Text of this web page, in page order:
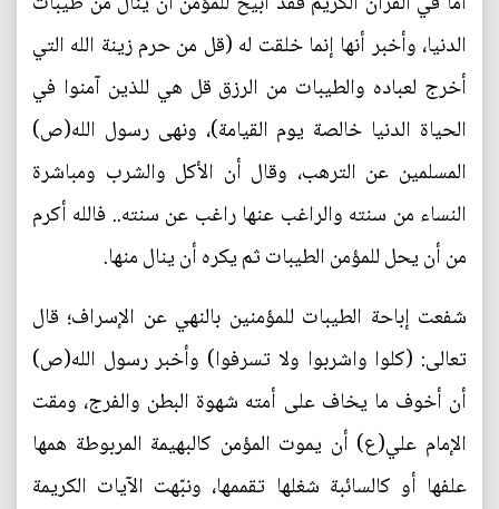
الدنيا، وأخبر أنها إنما خلقت له (قل من حرم زينة الله التي
أخرج لعباده والطيبات من الرزق قل هي للذين آمنوا في
الحياة الدنيا خالصة يوم القيامة)، ونهى رسول الله(ص)
المسلمين عن الترهب، وقال أن الأكل والشرب ومباشرة
النساء من سنته والراغب عنها راغب عن سنته.. فالله أكرم
من أن يحل للمؤمن الطيبات ثم يكره أن ينال منها.
شفعت إباحة الطيبات للمؤمنين بالنهي عن الإسراف؛ قال
تعالى: (كلوا واشربوا ولا تسرفوا) وأخبر رسول الله(ص)
أن أخوف ما يخاف على أمته شهوة البطن والفرج، ومقت
الإمام علي(ع) أن يموت المؤمن كالبهيمة المربوطة همها
علفها أو كالسائبة شغلها تقممها، ونبّهت الآيات الكريمة